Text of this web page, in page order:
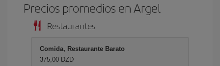
Precios promedios en Argel
Restaurantes
Comida, Restaurante Barato
375,00 DZD